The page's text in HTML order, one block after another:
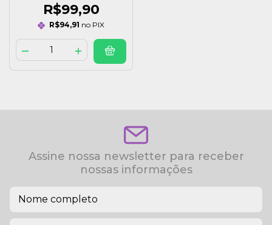
R$99,90
R$94,91 no PIX
Assine nossa newsletter para receber
nossas informações